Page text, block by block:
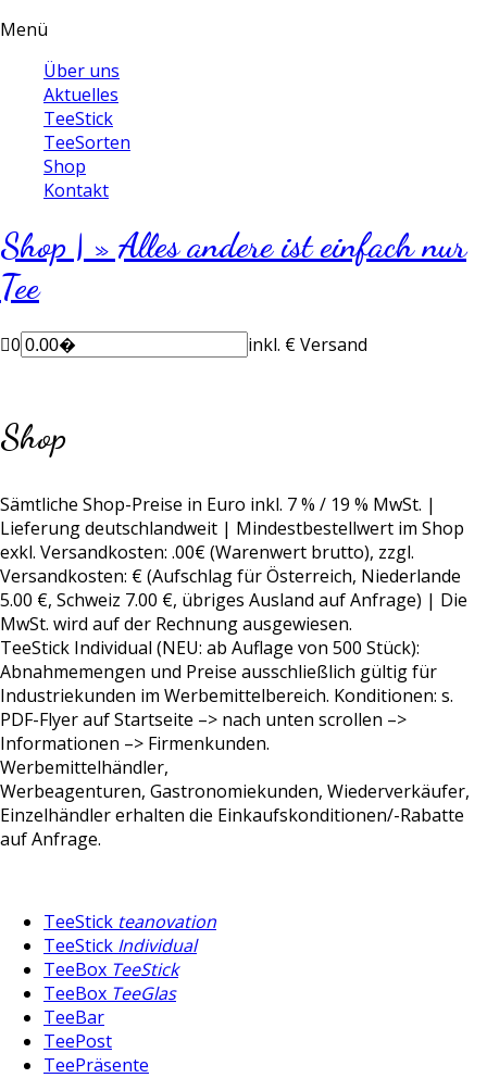
Menü
Über uns
Aktuelles
TeeStick
TeeSorten
Shop
Kontakt
Shop | » Alles andere ist einfach nur
Tee
0 inkl. € Versand
Shop
Sämtliche Shop-Preise in Euro inkl. 7 % / 19 % MwSt. |
Lieferung deutschlandweit | Mindestbestellwert im Shop
exkl. Versandkosten: .00€ (Warenwert brutto), zzgl.
Versandkosten: € (Aufschlag für Österreich, Niederlande
5.00 €, Schweiz 7.00 €, übriges Ausland auf Anfrage) | Die
MwSt. wird auf der Rechnung ausgewiesen.
TeeStick Individual (NEU: ab Auflage von 500 Stück):
Abnahmemengen und Preise ausschließlich gültig für
Industriekunden im Werbemittelbereich. Konditionen: s.
PDF-Flyer auf Startseite –> nach unten scrollen –>
Informationen –> Firmenkunden.
Werbemittelhändler,
Werbeagenturen, Gastronomiekunden, Wiederverkäufer,
Einzelhändler erhalten die Einkaufskonditionen/-Rabatte
auf Anfrage.
TeeStick teanovation
TeeStick Individual
TeeBox TeeStick
TeeBox TeeGlas
TeeBar
TeePost
TeePräsente